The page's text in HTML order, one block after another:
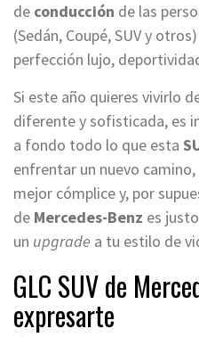
de conducción de las
(Sedán, Coupé, SUV y
perfección lujo,
Si este año quieres vivirlo
diferente y sofisticada, es
a fondo todo lo que esta
enfrentar un nuevo
mejor cómplice y, por
de Mercedes-Benz es
un upgrade a tu estilo de
GLC SUV de
expresarte